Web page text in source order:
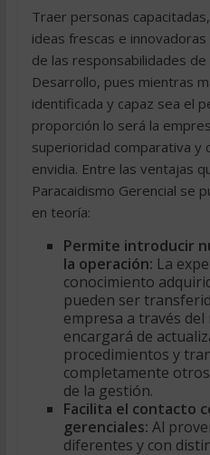
Traer personas
ideas frescas e innovadoras
de las responsabilidades
Desarrollo, pues mientras
identificada y capaz sea el
proporción lo será la
superioridad comparativa y
envidia. Entre las ventajas
Paracaidismo Gerencial se
en teoría:
Permite introducir
la operación: La
conocimiento
pueden ser
empresa a través
encargará de
procedimientos y
completamente
de la gestión.
Facilita el contacto
gerenciales: Al
diferentes y con